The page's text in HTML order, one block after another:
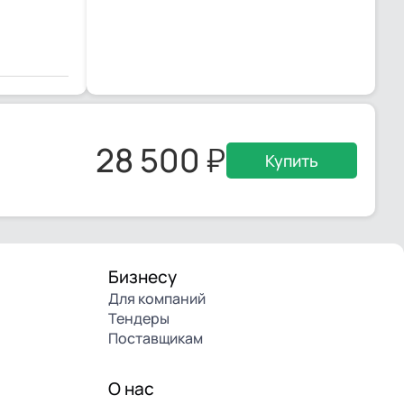
28 500 Купить
Бизнесу
Для компаний
Тендеры
Поставщикам
О нас